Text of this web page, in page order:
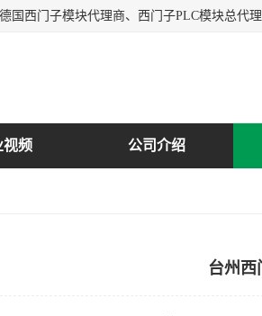
视频 公司介绍
台州西